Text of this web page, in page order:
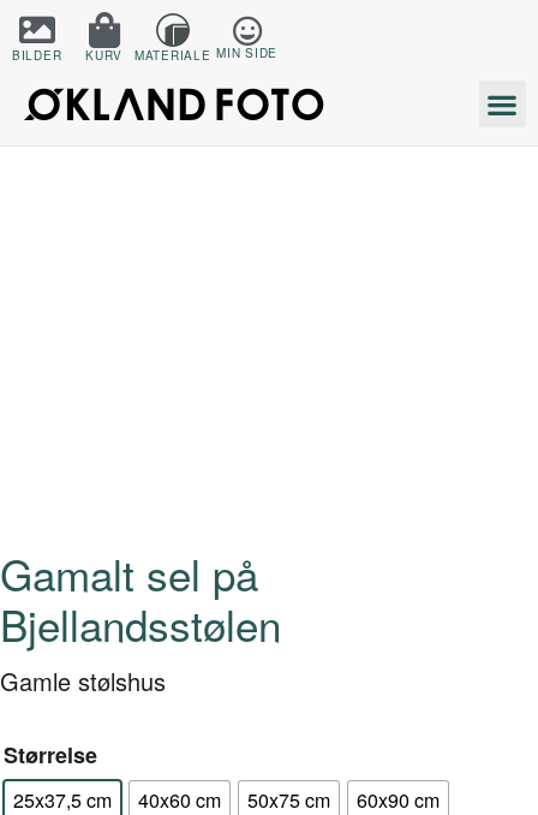
BILDER KURV MATERIALE MIN SIDE
Gamalt sel på
Bjellandsstølen
Gamle stølshus
Størrelse
25x37,5 cm 40x60 cm 50x75 cm
60x90 cm